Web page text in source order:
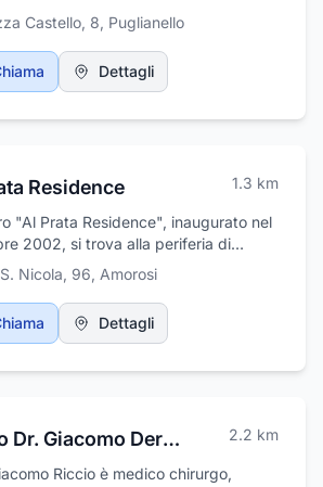
Castello, 8, Puglianello
Dettagli
Residence 1.3 km
"Al Prata Residence", inaugurato nel
2002, si trova alla periferia di
in provincia di Benevento. La
si estende su una superficie di circa
distribuiti su quattro piani,
arredati e attrezzati per
da 7.000 mq di spazi verdi
tutelare per persone non
qualitativi e da una moderna
Nicola, 96, Amorosi
Dettagli
Riccio Dr. Giacomo Dermatologo 2.2 km
Riccio è medico chirurgo,